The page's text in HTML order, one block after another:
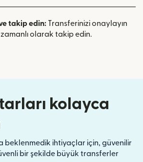
takip edin: Transferinizi onaylayın
olarak takip edin.
kolayca
beklenmedik ihtiyaçlar için, güvenilir
bir şekilde büyük transferler